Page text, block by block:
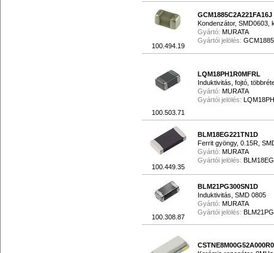
100.494.19
GCM1885C2A221FA16J
Kondenzátor, SMD0603,
Gyártó: MURATA
Gyártói jelölés:
100.503.71
LQM18PH1R0MFRL
Induktivitás, fojtó,
Gyártó: MURATA
Gyártói jelölés:
100.449.35
BLM18EG221TN1D
Ferrit gyöngy, 0.15R,
Gyártó: MURATA
Gyártói jelölés:
100.308.87
BLM21PG300SN1D
Induktivitás, SMD 0805
Gyártó: MURATA
Gyártói jelölés:
CSTNE8M00G52A000R0